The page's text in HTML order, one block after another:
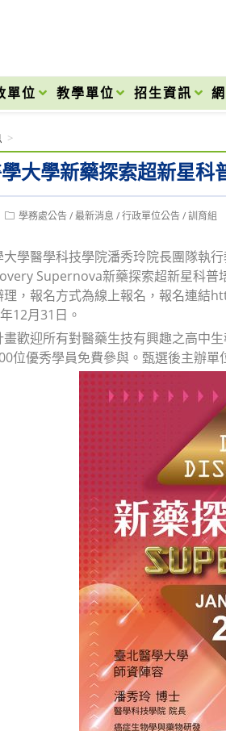
單位 教學單位 招生資訊
大學新藥探索超新星科
>
Post學務處公告 / 最新消息 / 行政單位公告 / 訓育組
學醫學科技學院潘秀玲院長團隊執
Supernova新藥探索超新星科
理，報名方式為線上報名，報名連結
12月31日。
歡迎所有對醫藥生技有興趣之高中
位優秀學員免費參與。甄選後主辦